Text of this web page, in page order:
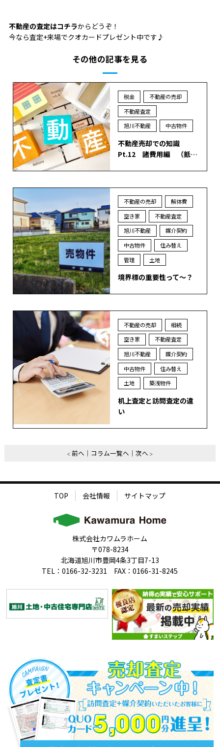
不動産の査定はコチラからどうぞ！
今なら査定+来場でクオカードプレゼント中です♪
その他の記事を見る
税金
不動産の売却
不動産査定
旭川不動産
中古物件
不動産売却での知識
Pt.12 諸費用編 （抵…
不動産の売却
解体費
空き家
不動産査定
旭川不動産
媒介契約
中古物件
住み替え
管理
土地
境界標の重要性って～？
不動産の売却
相続
空き家
不動産査定
旭川不動産
媒介契約
中古物件
住み替え
土地
築浅物件
机上査定と訪問査定の違
い
前へ コラム一覧へ 次へ
TOP 会社情報 サイトマップ
株式会社カワムラホーム
〒078-8234
北海道旭川市豊岡4条3丁目7-13
TEL：0166-32-3231 FAX：0166-31-8245